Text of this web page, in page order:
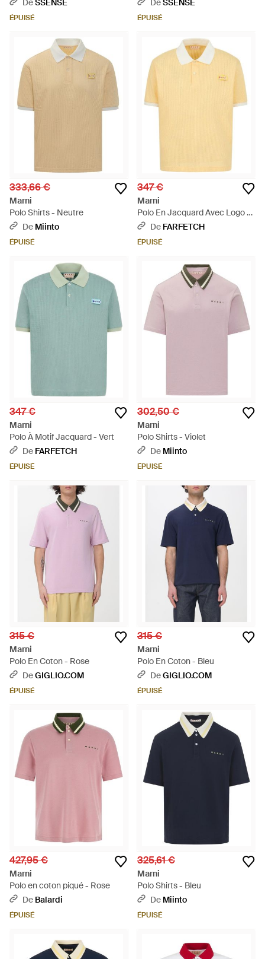
DeSSENSE
ÉPUISÉ
DeSSENSE
ÉPUISÉ
333,66 €
Marni
Polo Shirts - Neutre
De Miinto
ÉPUISÉ
347 €
Marni
Polo En Jacquard Avec Logo -
Jaune
De FARFETCH
ÉPUISÉ
347 €
Marni
Polo À Motif Jacquard - Vert
De FARFETCH
ÉPUISÉ
302,50 €
Marni
Polo Shirts - Violet
De Miinto
ÉPUISÉ
315 €
Marni
Polo En Coton - Rose
DeGIGLIO.COM
ÉPUISÉ
315 €
Marni
Polo En Coton - Bleu
DeGIGLIO.COM
ÉPUISÉ
427,95 €
Marni
Polo en coton piqué - Rose
De Balardi
ÉPUISÉ
325,61 €
Marni
Polo Shirts - Bleu
De Miinto
ÉPUISÉ